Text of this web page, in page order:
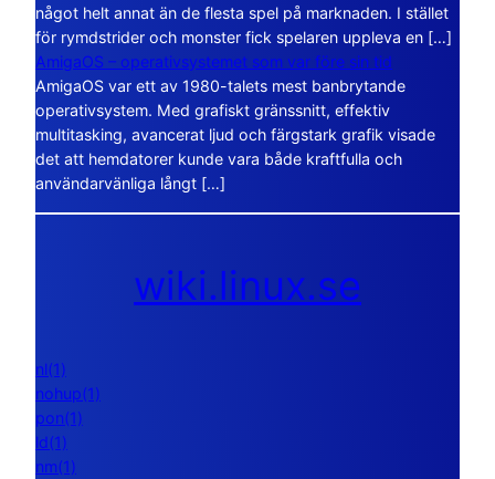
något helt annat än de flesta spel på marknaden. I stället
för rymdstrider och monster fick spelaren uppleva en […]
AmigaOS – operativsystemet som var före sin tid
AmigaOS var ett av 1980-talets mest banbrytande
operativsystem. Med grafiskt gränssnitt, effektiv
multitasking, avancerat ljud och färgstark grafik visade
det att hemdatorer kunde vara både kraftfulla och
användarvänliga långt […]
wiki.linux.se
nl(1)
nohup(1)
pon(1)
ld(1)
nm(1)